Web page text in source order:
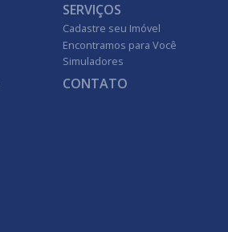
SERVIÇOS
Cadastre seu Imóvel
Encontramos para Você
Simuladores
CONTATO